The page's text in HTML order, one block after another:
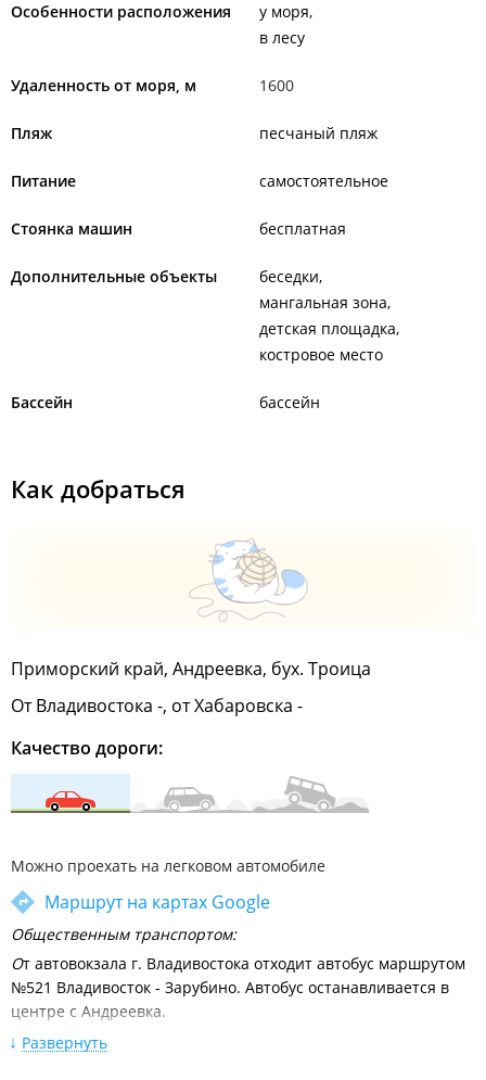
Особенности расположения
у моря
в лесу
Удаленность от моря, м 1600
Пляж песчаный пляж
Питание самостоятельное
Стоянка машин бесплатная
Дополнительные объекты
беседки
мангальная зона
детская площадка
костровое место
Бассейн бассейн
Как добраться
Приморский край, Андреевка, бух. Троица
От Владивостока -, от Хабаровска -
Качество дороги:
Можно проехать на легковом автомобиле
Маршрут на картах Google
Общественным транспортом:
От автовокзала г. Владивостока отходит автобус маршрутом
№521 Владивосток - Зарубино. Автобус останавливается в
центре с Андреевка.
Расписание движения междугородних автобусов от
Развернуть